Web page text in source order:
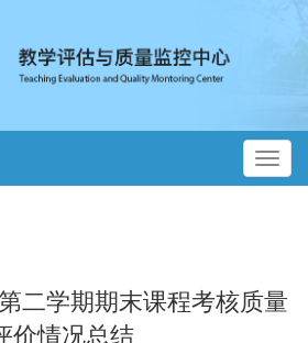
二学期期末课程考核质量
价情况总结